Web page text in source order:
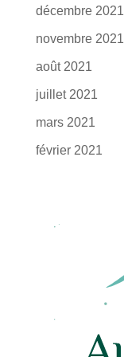
décembre 2021
novembre 2021
août 2021
juillet 2021
mars 2021
février 2021